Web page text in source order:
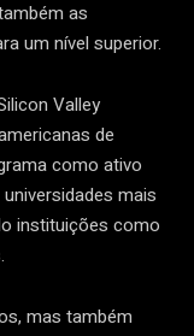
as
um nível superior.
Valley
de
como ativo
mais
instituições como
mas também